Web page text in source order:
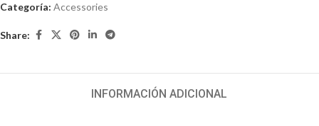
Categoría: Accessories
Share:
INFORMACIÓN ADICIONAL